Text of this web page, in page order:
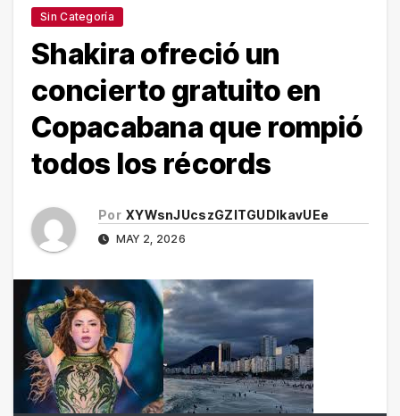
Sin Categoría
Shakira ofreció un
concierto gratuito en
Copacabana que rompió
todos los récords
Por XYWsnJUcszGZITGUDlkavUEe
MAY 2, 2026